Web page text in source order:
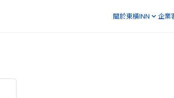
關於東橫INN 企業